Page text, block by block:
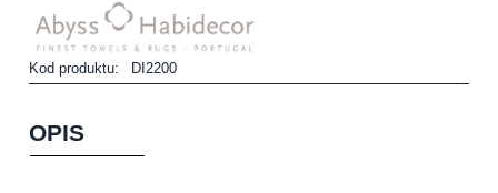
Kod produktu: DI2200
OPIS